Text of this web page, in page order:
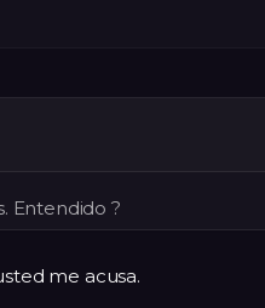
Entendido ?
me acusa.